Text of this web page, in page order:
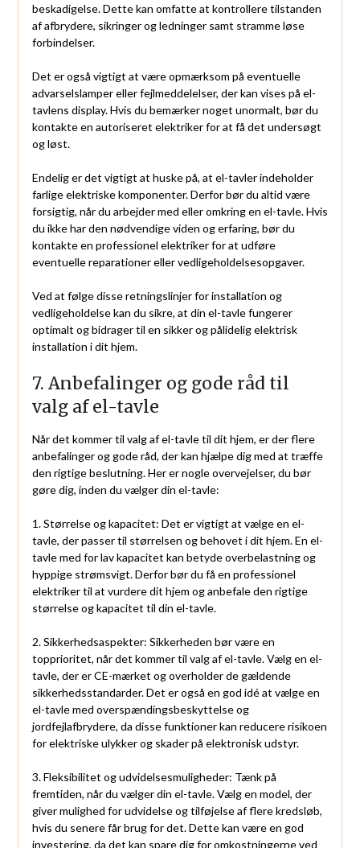
beskadigelse. Dette kan omfatte at kontrollere tilstanden
af afbrydere, sikringer og ledninger samt stramme løse
forbindelser.
Det er også vigtigt at være opmærksom på eventuelle
advarselslamper eller fejlmeddelelser, der kan vises på el-
tavlens display. Hvis du bemærker noget unormalt, bør du
kontakte en autoriseret elektriker for at få det undersøgt
og løst.
Endelig er det vigtigt at huske på, at el-tavler indeholder
farlige elektriske komponenter. Derfor bør du altid være
forsigtig, når du arbejder med eller omkring en el-tavle. Hvis
du ikke har den nødvendige viden og erfaring, bør du
kontakte en professionel elektriker for at udføre
eventuelle reparationer eller vedligeholdelsesopgaver.
Ved at følge disse retningslinjer for installation og
vedligeholdelse kan du sikre, at din el-tavle fungerer
optimalt og bidrager til en sikker og pålidelig elektrisk
installation i dit hjem.
7. Anbefalinger og gode råd til
valg af el-tavle
Når det kommer til valg af el-tavle til dit hjem, er der flere
anbefalinger og gode råd, der kan hjælpe dig med at træffe
den rigtige beslutning. Her er nogle overvejelser, du bør
gøre dig, inden du vælger din el-tavle:
1. Størrelse og kapacitet: Det er vigtigt at vælge en el-
tavle, der passer til størrelsen og behovet i dit hjem. En el-
tavle med for lav kapacitet kan betyde overbelastning og
hyppige strømsvigt. Derfor bør du få en professionel
elektriker til at vurdere dit hjem og anbefale den rigtige
størrelse og kapacitet til din el-tavle.
2. Sikkerhedsaspekter: Sikkerheden bør være en
topprioritet, når det kommer til valg af el-tavle. Vælg en el-
tavle, der er CE-mærket og overholder de gældende
sikkerhedsstandarder. Det er også en god idé at vælge en
el-tavle med overspændingsbeskyttelse og
jordfejlafbrydere, da disse funktioner kan reducere risikoen
for elektriske ulykker og skader på elektronisk udstyr.
3. Fleksibilitet og udvidelsesmuligheder: Tænk på
fremtiden, når du vælger din el-tavle. Vælg en model, der
giver mulighed for udvidelse og tilføjelse af flere kredsløb,
hvis du senere får brug for det. Dette kan være en god
investering, da det kan spare dig for omkostningerne ved